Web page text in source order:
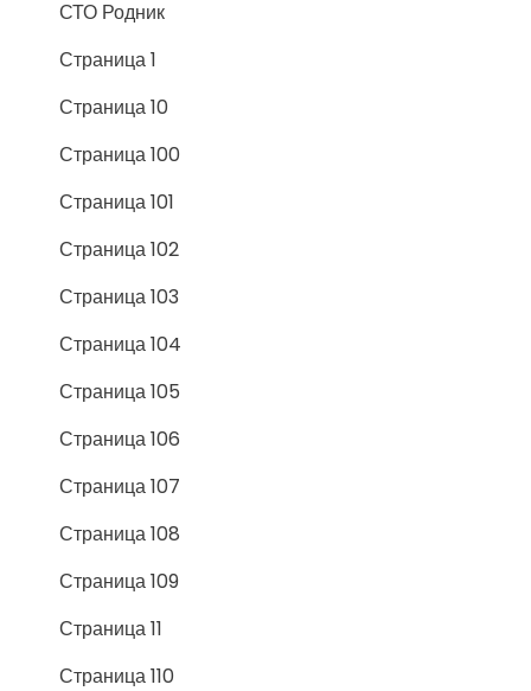
СТО Родник
Страница 1
Страница 10
Страница 100
Страница 101
Страница 102
Страница 103
Страница 104
Страница 105
Страница 106
Страница 107
Страница 108
Страница 109
Страница 11
Страница 110